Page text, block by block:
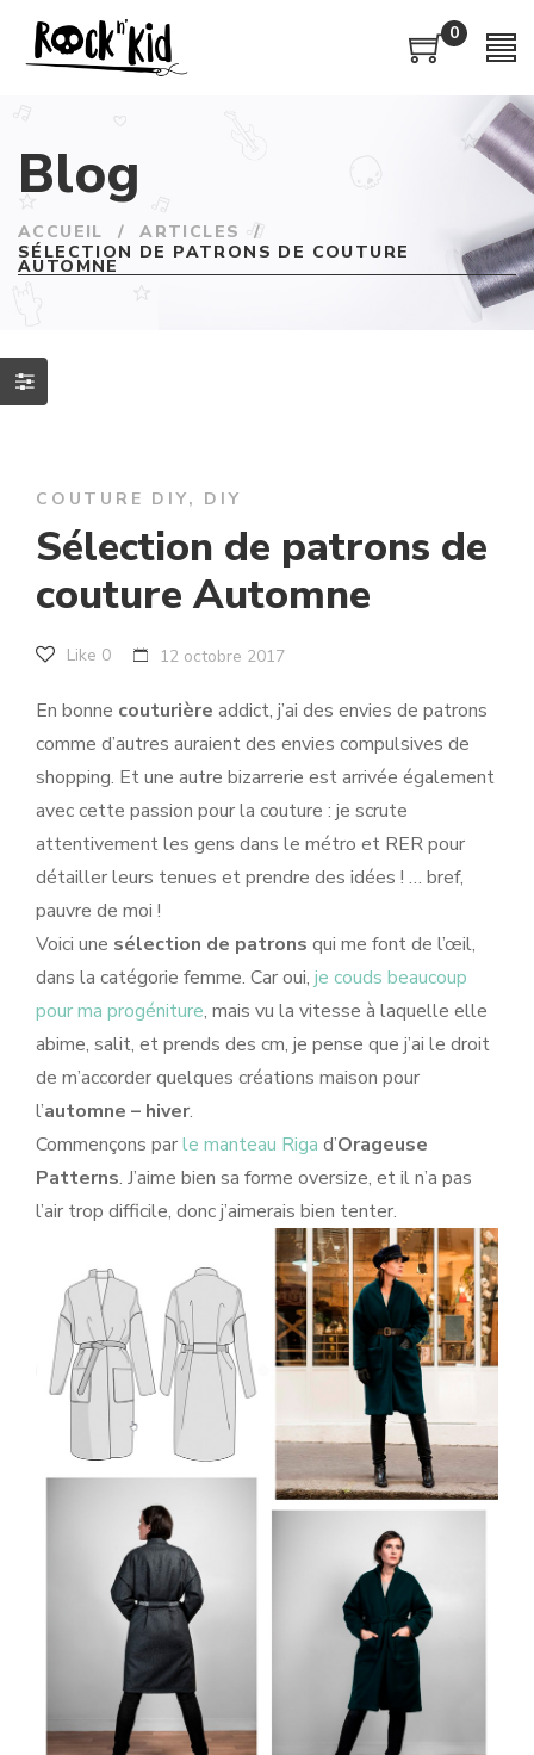
0
Blog
ACCUEIL / ARTICLES
/
SÉLECTION DE PATRONS DE COUTURE
AUTOMNE
COUTURE DIY, DIY
Sélection de patrons de
couture Automne
Like 0 12 octobre 2017
En bonne couturière addict, j’ai des envies de patrons
comme d’autres auraient des envies compulsives de
shopping. Et une autre bizarrerie est arrivée également
avec cette passion pour la couture : je scrute
attentivement les gens dans le métro et RER pour
détailler leurs tenues et prendre des idées ! … bref,
pauvre de moi !
Voici une sélection de patrons qui me font de l’œil,
dans la catégorie femme. Car oui, je couds beaucoup
pour ma progéniture, mais vu la vitesse à laquelle elle
abime, salit, et prends des cm, je pense que j’ai le droit
de m’accorder quelques créations maison pour
l’automne – hiver.
Commençons parle manteau Riga d’Orageuse
Patterns. J’aime bien sa forme oversize, et il n’a pas
l’air trop difficile, donc j’aimerais bien tenter.